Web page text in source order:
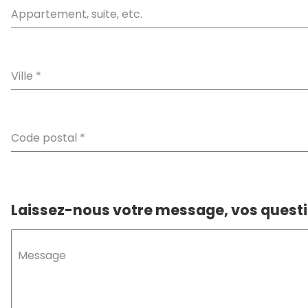
Appartement, suite, etc.
Ville *
Code postal *
Laissez-nous votre message, vos
Message